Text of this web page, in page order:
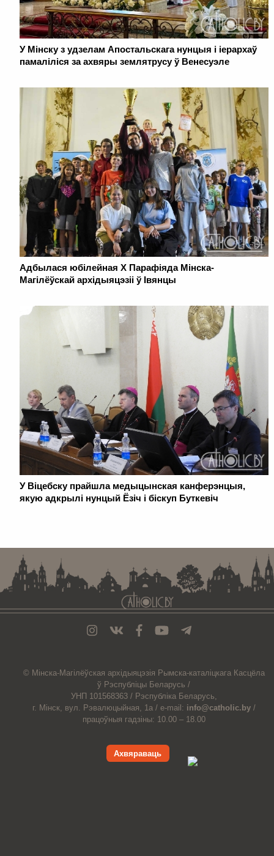
У Мінску з удзелам Апостальскага нунцыя і іерархаў
памаліліся за ахвяры землятрусу ў Венесуэле
Адбылася юбілейная Х Парафіяда Мінска-
Магілёўскай архідыяцэзіі ў Івянцы
У Віцебску прайшла медыцынская канферэнцыя,
якую адкрылі нунцый Ёзіч і біскуп Буткевіч
© Мiнска-Магiлёўская архiдыяцэзiя Рымска-каталіцкага Касцёла
ў Рэспубліцы Беларусь /
УНП 101568363 / Рэспубліка Беларусь,
г. Мінск, вул. Рэвалюцыйная, 1а / e-mail: info@catholic.by /
працоўныя гадзіны: 10.00 – 18.00
Ахвяраваць